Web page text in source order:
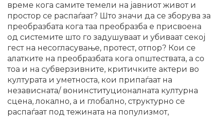
време кога самите темели на јавниот живот и
простор се распаѓаат? Што значи да се зборува за
преобразбата кога таа преобразба е присвоена
од системите што го задушуваат и убиваат секој
гест на несогласување, протест, отпор? Кои се
алатките на преобразбата кога општествата, а со
тоа и на субверзивните, критичките актери во
културата и уметноста, кои припаѓаат на
независната/ вонинституционалната културна
сцена, локално, а и глобално, структурно се
распаѓаат под тежината на популизмот,